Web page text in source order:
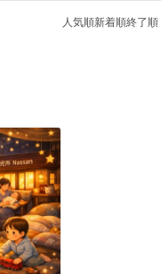
人気順新着順終了順